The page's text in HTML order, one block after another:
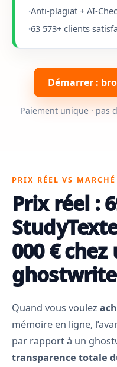
·Anti-plagiat + AI-
·63 573+ clients
Démarrer :
Paiement unique · pas
PRIX RÉEL VS MARCHÉ
Prix réel :
000 € chez
Quand vous voulez
mémoire en ligne,
par rapport à un
transparence totale